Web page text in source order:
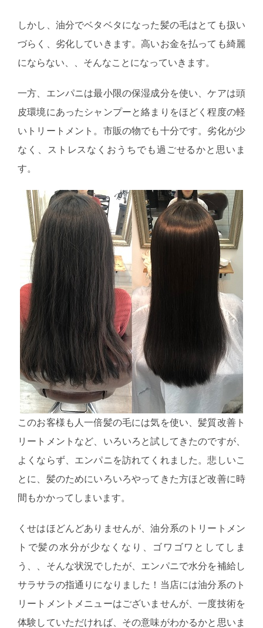
しかし、油分でベタベタになった髪の毛はとても扱い
づらく、劣化していきます。高いお金を払っても綺麗
にならない、、そんなことになっていきます。
一方、エンパニは最小限の保湿成分を使い、ケアは頭
皮環境にあったシャンプーと絡まりをほどく程度の軽
いトリートメント。市販の物でも十分です。劣化が少
なく、ストレスなくおうちでも過ごせるかと思いま
す。
このお客様も人一倍髪の毛には気を使い、髪質改善ト
リートメントなど、いろいろと試してきたのですが、
よくならず、エンパニを訪れてくれました。悲しいこ
とに、髪のためにいろいろやってきた方ほど改善に時
間もかかってしまいます。
くせはほどんどありませんが、油分系のトリートメン
トで髪の水分が少なくなり、ゴワゴワとしてしま
う、、そんな状況でしたが、エンパニで水分を補給し
サラサラの指通りになりました！当店には油分系のト
リートメントメニューはございませんが、一度技術を
体験していただければ、その意味がわかるかと思いま